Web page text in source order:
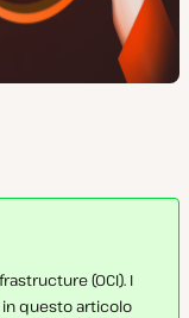
(OCI). I
questo articolo